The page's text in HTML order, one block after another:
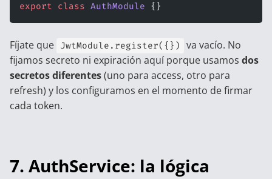
export class AuthModule {}
Fíjate que JwtModule.register({})
va vacío. No
fijamos secreto ni expiración aquí porque usamos dos
secretos diferentes(uno para access, otro para
refresh) y los configuramos en el momento de firmar
cada token.
7. AuthService: la lógica